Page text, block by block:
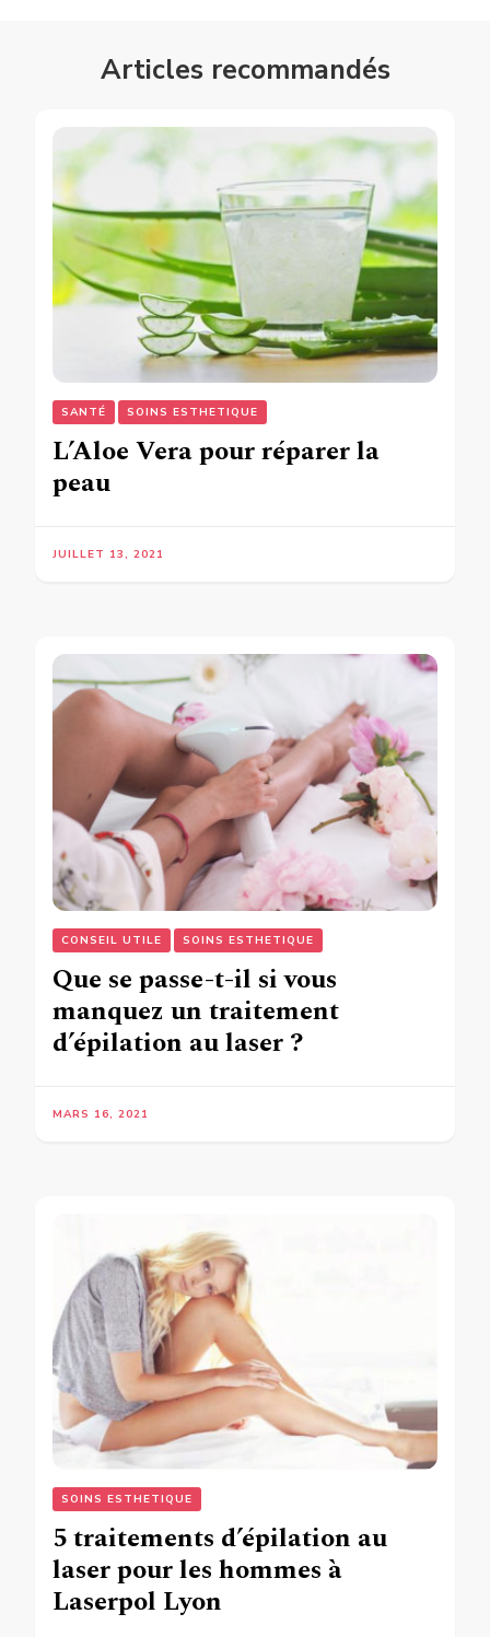
Articles recommandés
SANTÉ SOINS ESTHETIQUE
L’Aloe Vera pour réparer la
peau
JUILLET 13, 2021
CONSEIL UTILE SOINS ESTHETIQUE
Que se passe-t-il si vous
manquez un traitement
d’épilation au laser ?
MARS 16, 2021
SOINS ESTHETIQUE
5 traitements d’épilation au
laser pour les hommes à
Laserpol Lyon